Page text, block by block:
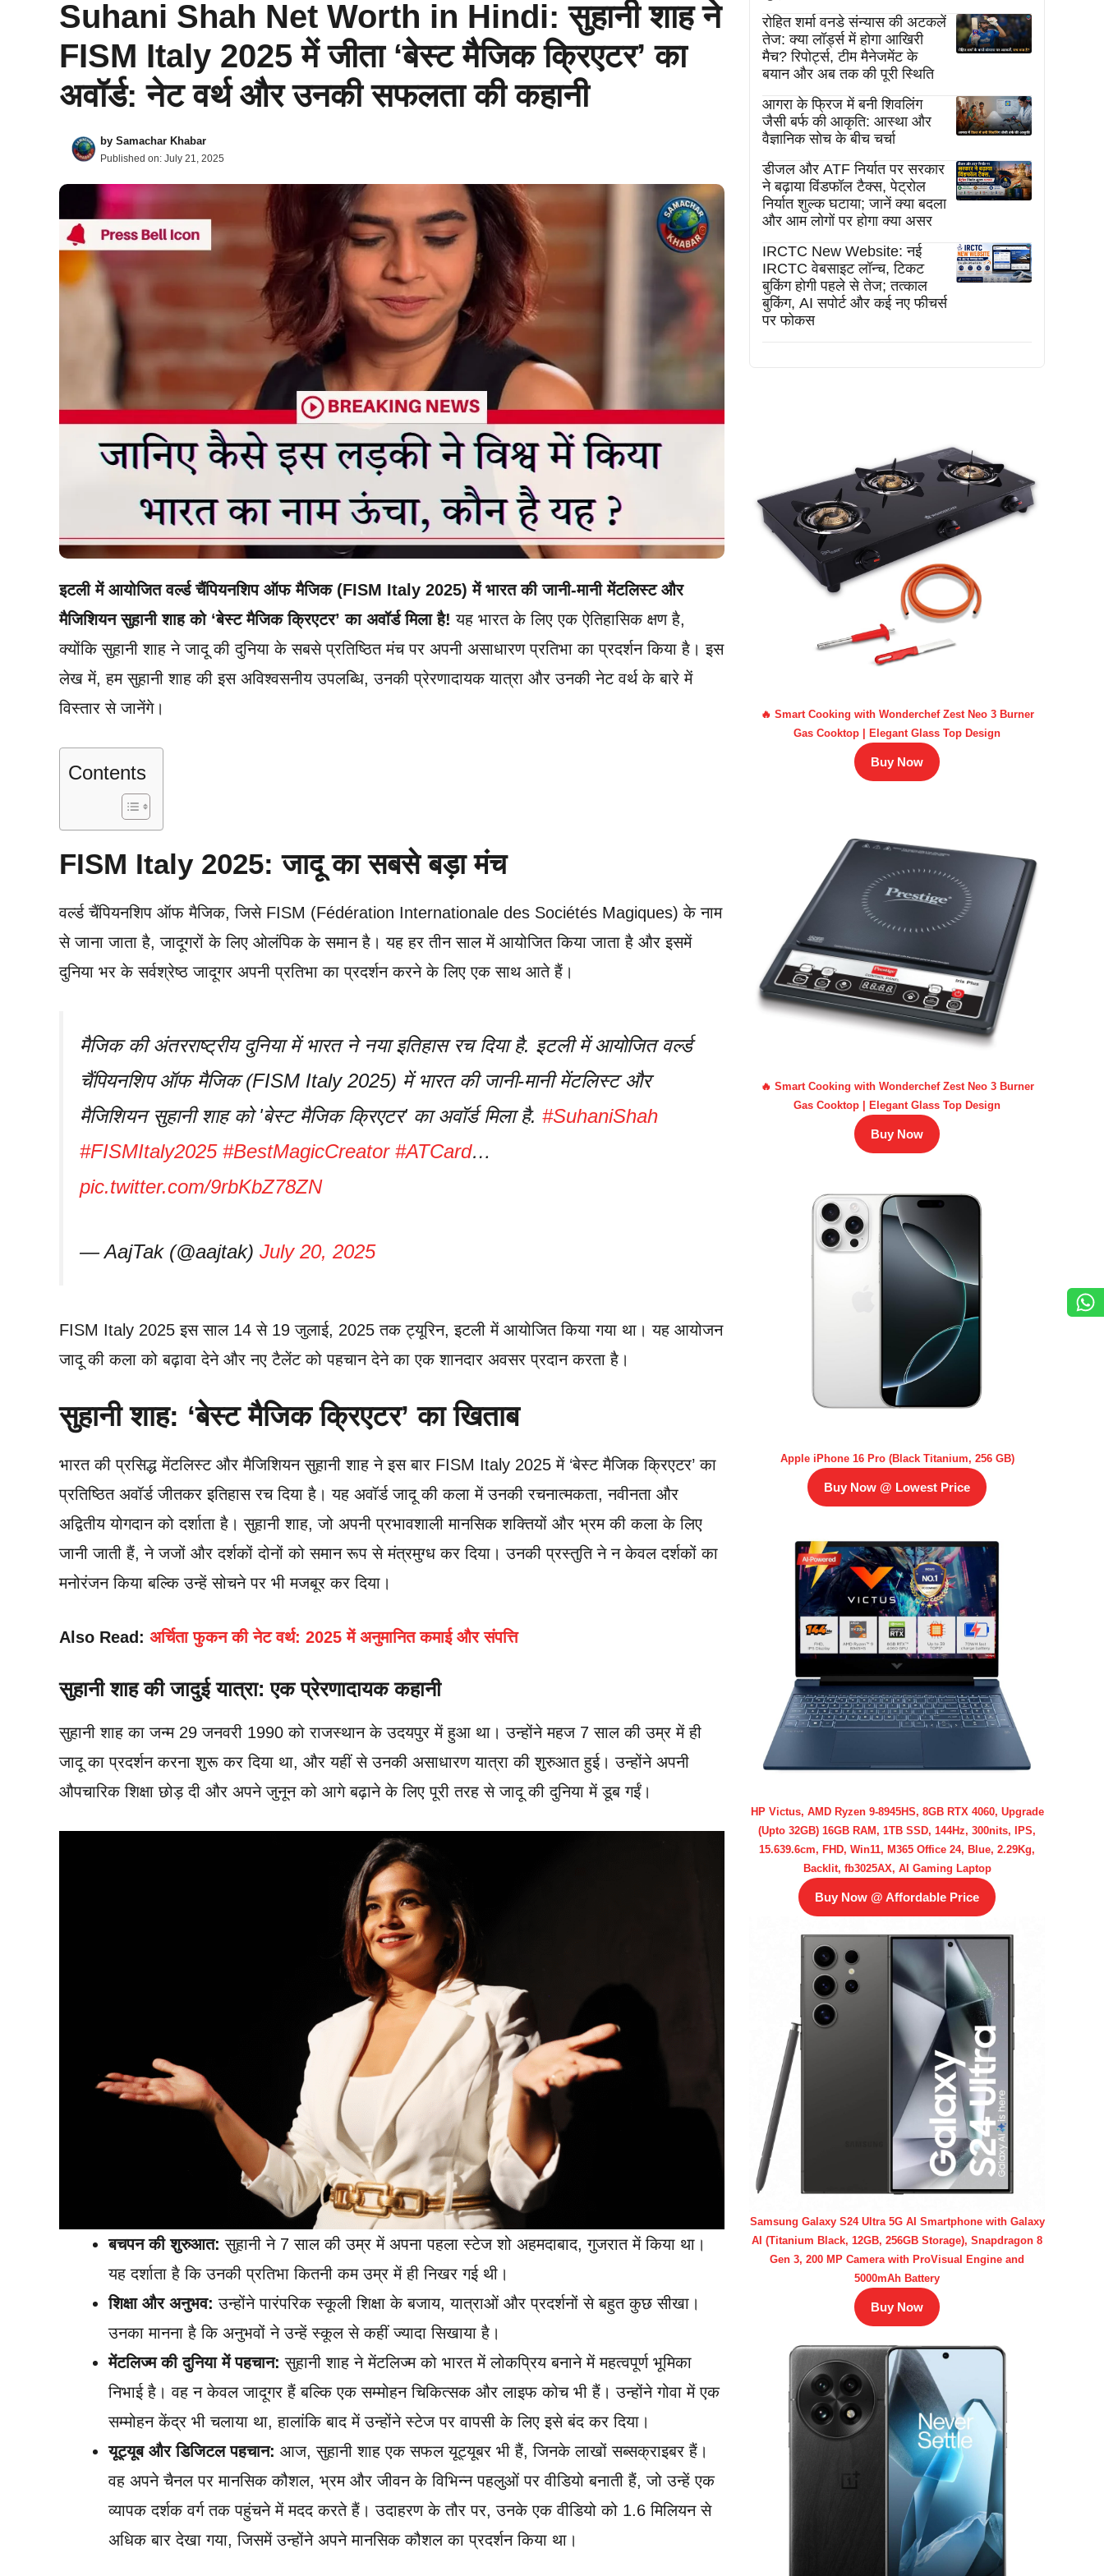
Suhani Shah Net Worth in Hindi: सुहानी शाह ने
FISM Italy 2025 में जीता ‘बेस्ट मैजिक क्रिएटर’ का
अवॉर्ड: नेट वर्थ और उनकी सफलता की कहानी
by Samachar Khabar
Published on: July 21, 2025
इटली में आयोजित वर्ल्ड चैंपियनशिप ऑफ मैजिक (FISM Italy 2025) में भारत की जानी-मानी मेंटलिस्ट और
मैजिशियन सुहानी शाह को ‘बेस्ट मैजिक क्रिएटर’ का अवॉर्ड मिला है! यह भारत के लिए एक ऐतिहासिक क्षण है,
क्योंकि सुहानी शाह ने जादू की दुनिया के सबसे प्रतिष्ठित मंच पर अपनी असाधारण प्रतिभा का प्रदर्शन किया है। इस
लेख में, हम सुहानी शाह की इस अविश्वसनीय उपलब्धि, उनकी प्रेरणादायक यात्रा और उनकी नेट वर्थ के बारे में
विस्तार से जानेंगे।
Contents
FISM Italy 2025: जादू का सबसे बड़ा मंच
वर्ल्ड चैंपियनशिप ऑफ मैजिक, जिसे FISM (Fédération Internationale des Sociétés Magiques) के नाम
से जाना जाता है, जादूगरों के लिए ओलंपिक के समान है। यह हर तीन साल में आयोजित किया जाता है और इसमें
दुनिया भर के सर्वश्रेष्ठ जादूगर अपनी प्रतिभा का प्रदर्शन करने के लिए एक साथ आते हैं।
मैजिक की अंतरराष्ट्रीय दुनिया में भारत ने नया इतिहास रच दिया है. इटली में आयोजित वर्ल्ड
चैंपियनशिप ऑफ मैजिक (FISM Italy 2025) में भारत की जानी-मानी मेंटलिस्ट और
मैजिशियन सुहानी शाह को 'बेस्ट मैजिक क्रिएटर' का अवॉर्ड मिला है. #SuhaniShah
#FISMItaly2025 #BestMagicCreator #ATCard…
pic.twitter.com/9rbKbZ78ZN
— AajTak (@aajtak) July 20, 2025
FISM Italy 2025 इस साल 14 से 19 जुलाई, 2025 तक ट्यूरिन, इटली में आयोजित किया गया था। यह आयोजन
जादू की कला को बढ़ावा देने और नए टैलेंट को पहचान देने का एक शानदार अवसर प्रदान करता है।
सुहानी शाह: ‘बेस्ट मैजिक क्रिएटर’ का खिताब
भारत की प्रसिद्ध मेंटलिस्ट और मैजिशियन सुहानी शाह ने इस बार FISM Italy 2025 में ‘बेस्ट मैजिक क्रिएटर’ का
प्रतिष्ठित अवॉर्ड जीतकर इतिहास रच दिया है। यह अवॉर्ड जादू की कला में उनकी रचनात्मकता, नवीनता और
अद्वितीय योगदान को दर्शाता है। सुहानी शाह, जो अपनी प्रभावशाली मानसिक शक्तियों और भ्रम की कला के लिए
जानी जाती हैं, ने जजों और दर्शकों दोनों को समान रूप से मंत्रमुग्ध कर दिया। उनकी प्रस्तुति ने न केवल दर्शकों का
मनोरंजन किया बल्कि उन्हें सोचने पर भी मजबूर कर दिया।
Also Read: अर्चिता फुकन की नेट वर्थ: 2025 में अनुमानित कमाई और संपत्ति
सुहानी शाह की जादुई यात्रा: एक प्रेरणादायक कहानी
सुहानी शाह का जन्म 29 जनवरी 1990 को राजस्थान के उदयपुर में हुआ था। उन्होंने महज 7 साल की उम्र में ही
जादू का प्रदर्शन करना शुरू कर दिया था, और यहीं से उनकी असाधारण यात्रा की शुरुआत हुई। उन्होंने अपनी
औपचारिक शिक्षा छोड़ दी और अपने जुनून को आगे बढ़ाने के लिए पूरी तरह से जादू की दुनिया में डूब गईं।
बचपन की शुरुआत: सुहानी ने 7 साल की उम्र में अपना पहला स्टेज शो अहमदाबाद, गुजरात में किया था।
यह दर्शाता है कि उनकी प्रतिभा कितनी कम उम्र में ही निखर गई थी।
शिक्षा और अनुभव: उन्होंने पारंपरिक स्कूली शिक्षा के बजाय, यात्राओं और प्रदर्शनों से बहुत कुछ सीखा।
उनका मानना है कि अनुभवों ने उन्हें स्कूल से कहीं ज्यादा सिखाया है।
मेंटलिज्म की दुनिया में पहचान: सुहानी शाह ने मेंटलिज्म को भारत में लोकप्रिय बनाने में महत्वपूर्ण भूमिका
निभाई है। वह न केवल जादूगर हैं बल्कि एक सम्मोहन चिकित्सक और लाइफ कोच भी हैं। उन्होंने गोवा में एक
सम्मोहन केंद्र भी चलाया था, हालांकि बाद में उन्होंने स्टेज पर वापसी के लिए इसे बंद कर दिया।
यूट्यूब और डिजिटल पहचान: आज, सुहानी शाह एक सफल यूट्यूबर भी हैं, जिनके लाखों सब्सक्राइबर हैं।
वह अपने चैनल पर मानसिक कौशल, भ्रम और जीवन के विभिन्न पहलुओं पर वीडियो बनाती हैं, जो उन्हें एक
व्यापक दर्शक वर्ग तक पहुंचने में मदद करते हैं। उदाहरण के तौर पर, उनके एक वीडियो को 1.6 मिलियन से
अधिक बार देखा गया, जिसमें उन्होंने अपने मानसिक कौशल का प्रदर्शन किया था।
रोहित शर्मा वनडे संन्यास की अटकलें
तेज: क्या लॉर्ड्स में होगा आखिरी
मैच? रिपोर्ट्स, टीम मैनेजमेंट के
बयान और अब तक की पूरी स्थिति
आगरा के फ्रिज में बनी शिवलिंग
जैसी बर्फ की आकृति: आस्था और
वैज्ञानिक सोच के बीच चर्चा
डीजल और ATF निर्यात पर सरकार
ने बढ़ाया विंडफॉल टैक्स, पेट्रोल
निर्यात शुल्क घटाया; जानें क्या बदला
और आम लोगों पर होगा क्या असर
IRCTC New Website: नई
IRCTC वेबसाइट लॉन्च, टिकट
बुकिंग होगी पहले से तेज; तत्काल
बुकिंग, AI सपोर्ट और कई नए फीचर्स
पर फोकस
🔥 Smart Cooking with Wonderchef Zest Neo 3 Burner
Gas Cooktop | Elegant Glass Top Design
Buy Now
🔥 Smart Cooking with Wonderchef Zest Neo 3 Burner
Gas Cooktop | Elegant Glass Top Design
Buy Now
Apple iPhone 16 Pro (Black Titanium, 256 GB)
Buy Now @ Lowest Price
HP Victus, AMD Ryzen 9-8945HS, 8GB RTX 4060, Upgrade
(Upto 32GB) 16GB RAM, 1TB SSD, 144Hz, 300nits, IPS,
15.639.6cm, FHD, Win11, M365 Office 24, Blue, 2.29Kg,
Backlit, fb3025AX, AI Gaming Laptop
Buy Now @ Affordable Price
Samsung Galaxy S24 Ultra 5G AI Smartphone with Galaxy
AI (Titanium Black, 12GB, 256GB Storage), Snapdragon 8
Gen 3, 200 MP Camera with ProVisual Engine and
5000mAh Battery
Buy Now